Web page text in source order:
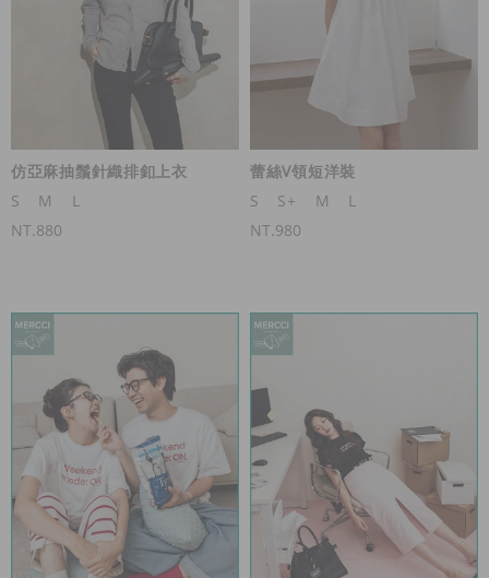
仿亞麻抽鬚針織排釦上衣
S
M
L
NT.880
蕾絲V領短洋裝
S
S+ M
L
NT.980